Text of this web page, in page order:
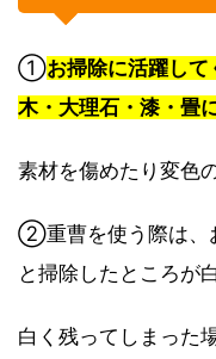
①お掃除に活躍し
木・大理石・漆・畳
素材を傷めたり変色
②重曹を使う際は、
と掃除したところが
白く残ってしまった